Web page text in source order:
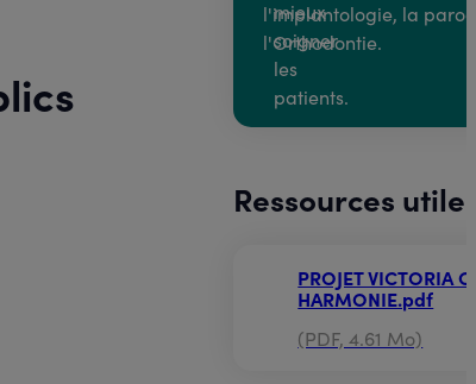
l'implantologie, la
l'Orthodontie.
Ressources
PROJET VICTORIA
HARMONIE.pdf
(PDF, 4.61 Mo)